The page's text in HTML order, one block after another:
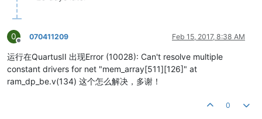
0
Offline
070411209 Feb 15, 2017, 8:38 AM
运行在QuartusII 出现Error (10028): Can't resolve multiple
constant drivers for net "mem_array[511][126]" at
ram_dp_be.v(134) 这个怎么解决，多谢！
0